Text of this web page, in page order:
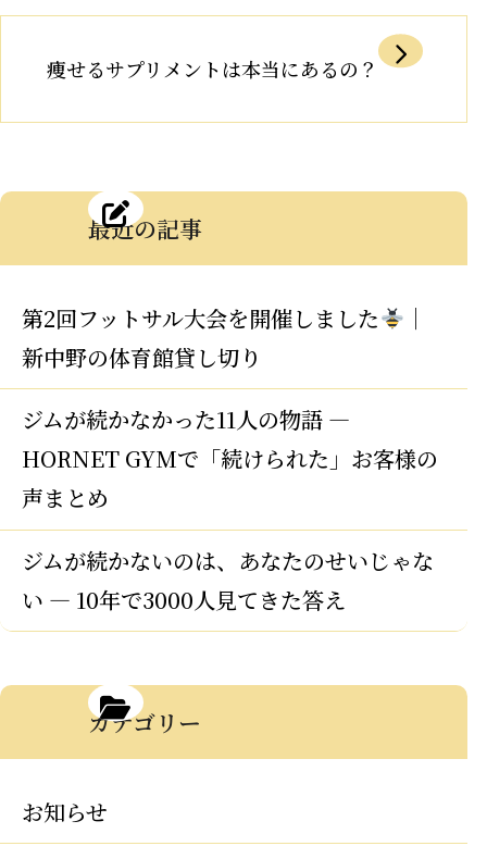
痩せるサプリメントは本当にあるの？
最近の記事
第2回フットサル大会を開催しました
｜
新中野の体育館貸し切り
ジムが続かなかった11人の物語 —
HORNET GYMで「続けられた」お客様の
声まとめ
ジムが続かないのは、あなたのせいじゃな
い — 10年で3000人見てきた答え
カテゴリー
お知らせ